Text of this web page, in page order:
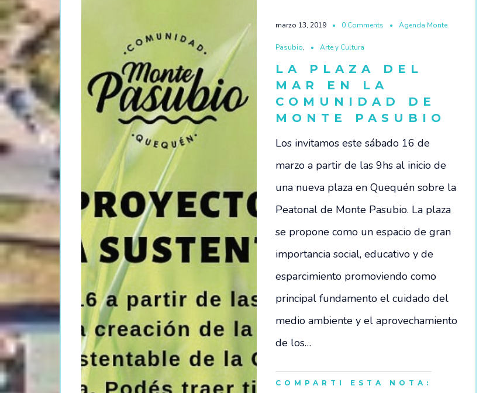
marzo 13, 2019 0 Comments Agenda Monte
Pasubio, Arte y Cultura
LA PLAZA DEL
MAR EN LA
COMUNIDAD DE
MONTE PASUBIO
Los invitamos este sábado 16 de
marzo a partir de las 9hs al inicio de
una nueva plaza en Quequén sobre la
Peatonal de Monte Pasubio. La plaza
se propone como un espacio de gran
importancia social, educativo y de
esparcimiento promoviendo como
principal fundamento el cuidado del
medio ambiente y el aprovechamiento
de los…
COMPARTI ESTA NOTA: